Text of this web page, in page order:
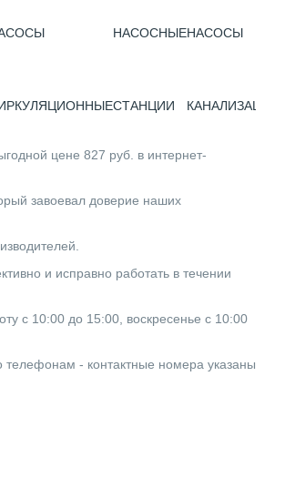
НАСОСНЫЕ
СТАНЦИИ
НАСОСЫ
цене 827 руб. в интернет-
завоевал доверие наших
и исправно работать в течении
с 10:00 до 15:00, воскресенье с 10:00
телефонам - контактные номера указаны